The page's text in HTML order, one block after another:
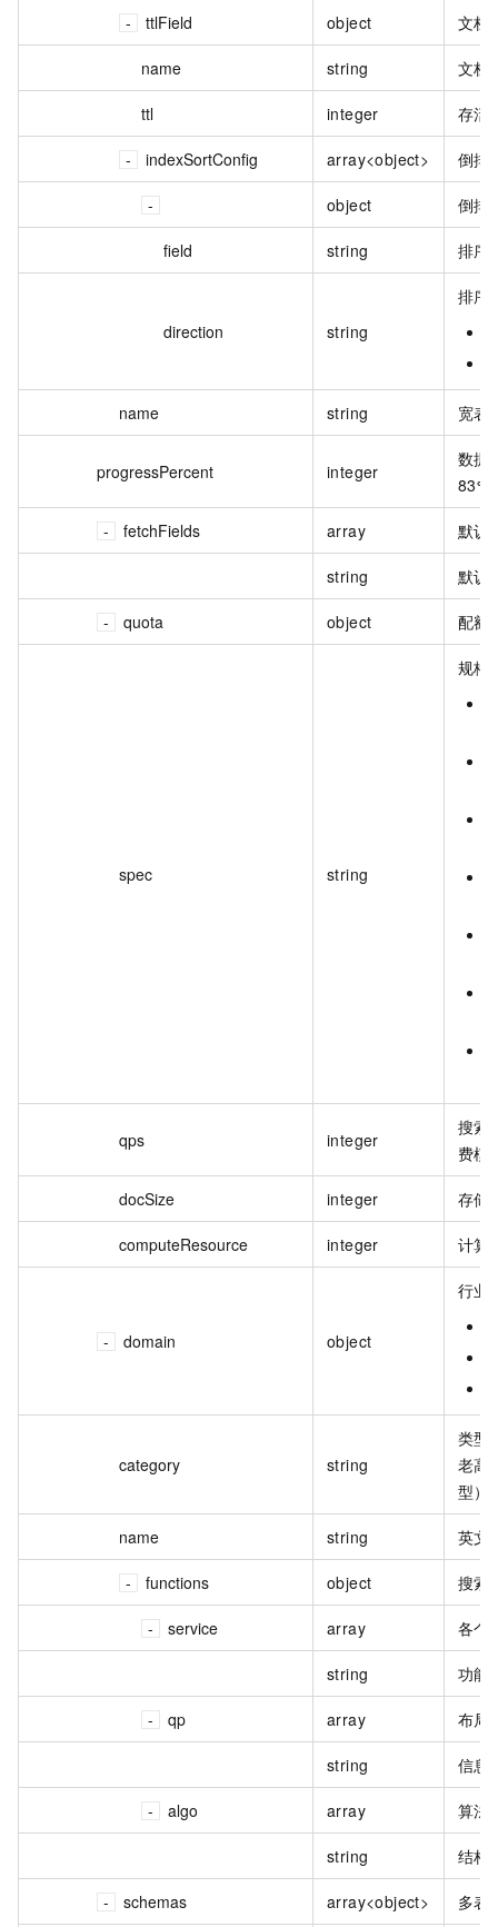
ttlField object 文档
name string 文档
ttl integer 存活
indexSortConfig array<object> 倒排
object 倒排
field string 排序
direction string
排序
name string 宽表
progressPercent integer
数据
83%
fetchFields array 默认
string 默认
quota object 配额
spec string
规格
qps integer
搜索
费模
docSize integer 存储
computeResource integer 计算
domain object
行业
category string
类型
老高
型）
name string 英文
functions object 搜索
service array 各个
string 功能
qp array 布局
string 信息
algo array 算法
string 结构
schemas array<object> 多表